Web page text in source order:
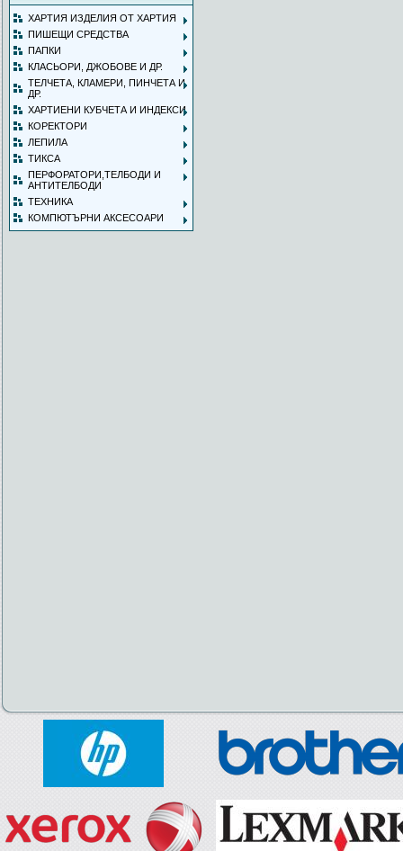
ХАРТИЯ ИЗДЕЛИЯ ОТ ХАРТИЯ
ПИШЕЩИ СРЕДСТВА
ПАПКИ
КЛАСЬОРИ, ДЖОБОВЕ И ДР.
ТЕЛЧЕТА, КЛАМЕРИ, ПИНЧЕТА И
ДР.
ХАРТИЕНИ КУБЧЕТА И ИНДЕКСИ
КОРЕКТОРИ
ЛЕПИЛА
ТИКСА
ПЕРФОРАТОРИ,ТЕЛБОДИ И
АНТИТЕЛБОДИ
ТЕХНИКА
КОМПЮТЪРНИ АКСЕСОАРИ